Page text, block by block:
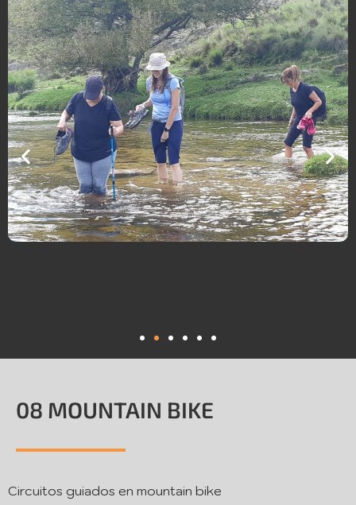
08 MOUNTAIN BIKE
Circuitos guiados en mountain bike